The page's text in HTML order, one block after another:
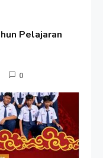
Pelajaran
0